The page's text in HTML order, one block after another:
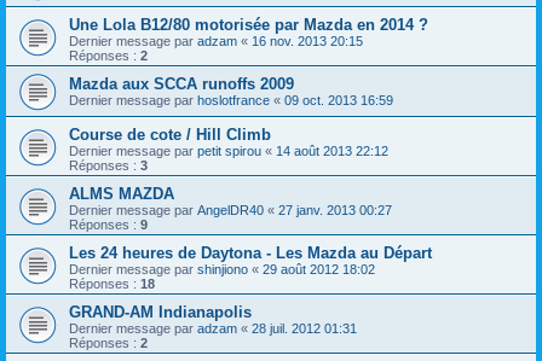
Une Lola B12/80 motorisée par Mazda en 2014 ?
Dernier message par adzam « 16 nov. 2013 20:15
Réponses : 2
Mazda aux SCCA runoffs 2009
Dernier message par hoslotfrance « 09 oct. 2013 16:59
Course de cote / Hill Climb
Dernier message par petit spirou « 14 août 2013 22:12
Réponses : 3
ALMS MAZDA
Dernier message par AngelDR40 « 27 janv. 2013 00:27
Réponses : 9
Les 24 heures de Daytona - Les Mazda au Départ
Dernier message par shinjiono « 29 août 2012 18:02
Réponses : 18
GRAND-AM Indianapolis
Dernier message par adzam « 28 juil. 2012 01:31
Réponses : 2